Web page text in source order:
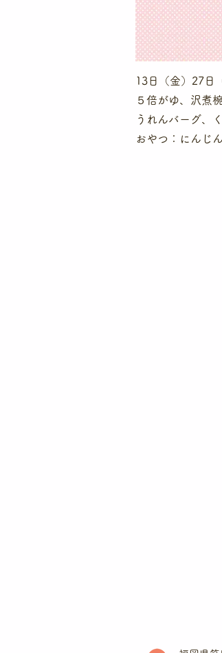
13日（金）27日
５倍がゆ、沢煮
うれんバーグ、
おやつ：にんじ